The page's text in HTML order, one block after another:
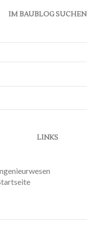
IM BAUBLOG SUCHEN
LINKS